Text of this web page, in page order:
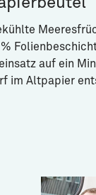
auf ein
im Altpapier